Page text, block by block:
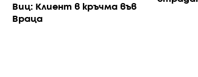
Виц: Клиент в кръчма във
Враца